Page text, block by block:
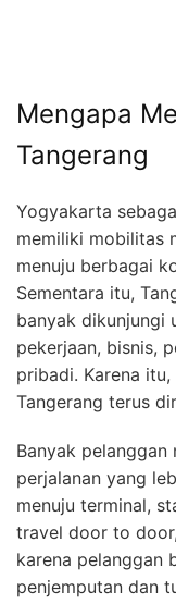
Mengapa
Tangerang
Yogyakarta
memiliki mobilitas
menuju berbagai
Sementara itu,
banyak dikunjungi
pekerjaan, bisnis,
pribadi. Karena
Tangerang terus
Banyak
perjalanan yang
menuju terminal,
travel door to
karena pelanggan
penjemputan dan